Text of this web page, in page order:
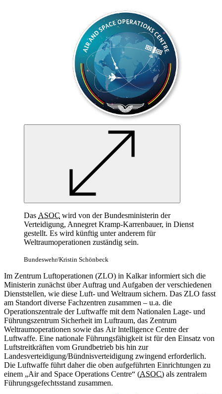
Das ASOC wird von der Bundesministerin der
Verteidigung, Annegret Kramp-Karrenbauer, in Dienst
gestellt. Es wird künftig unter anderem für
Weltraumoperationen zuständig sein.
Bundeswehr/Kristin Schönbeck
Im Zentrum Luftoperationen (ZLO) in Kalkar informiert sich die
Ministerin zunächst über Auftrag und Aufgaben der verschiedenen
Dienststellen, wie diese Luft- und Weltraum sichern. Das ZLO fasst
am Standort diverse Fachzentren zusammen – u.a. die
Operationszentrale der Luftwaffe mit dem Nationalen Lage- und
Führungszentrum Sicherheit im Luftraum, das Zentrum
Weltraumoperationen sowie das Air lntelligence Centre der
Luftwaffe. Eine nationale Führungsfähigkeit ist für den Einsatz von
Luftstreitkräften vom Grundbetrieb bis hin zur
Landesverteidigung/Bündnisverteidigung zwingend erforderlich.
Die Luftwaffe führt daher die oben aufgeführten Einrichtungen zu
einem „Air and Space Operations Centre“ (ASOC) als zentralem
Führungsgefechtsstand zusammen.